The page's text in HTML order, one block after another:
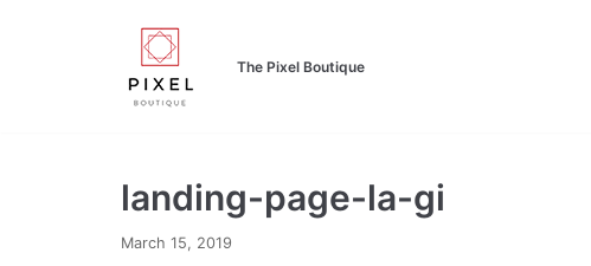
The Pixel Boutique
landing-page-la-gi
March 15, 2019